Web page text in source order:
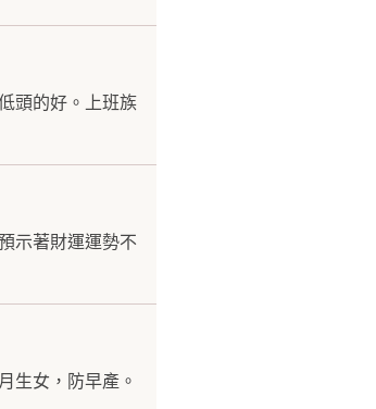
頭的好。上班族
示著財運運勢不
生女，防早產。